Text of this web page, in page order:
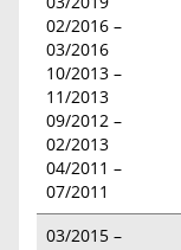
02/2016 –
03/2016
10/2013 –
11/2013
09/2012 –
02/2013
04/2011 –
07/2011
03/2015 –